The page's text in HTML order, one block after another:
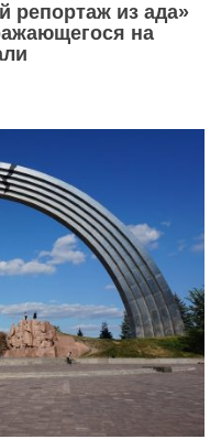
репортаж из ада»
на